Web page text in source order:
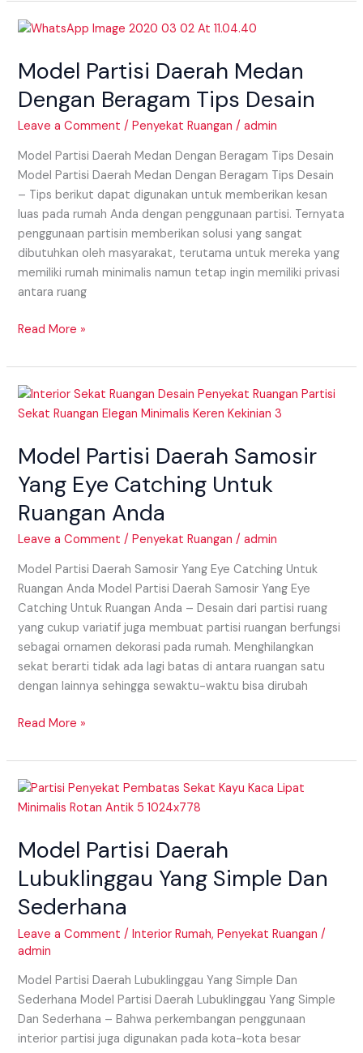
Model Partisi Daerah Medan
Dengan Beragam Tips Desain
Leave a Comment /Penyekat Ruangan /admin
Model Partisi Daerah Medan Dengan Beragam Tips Desain
Model Partisi Daerah Medan Dengan Beragam Tips Desain
– Tips berikut dapat digunakan untuk memberikan kesan
luas pada rumah Anda dengan penggunaan partisi. Ternyata
penggunaan partisin memberikan solusi yang sangat
dibutuhkan oleh masyarakat, terutama untuk mereka yang
memiliki rumah minimalis namun tetap ingin memiliki privasi
antara ruang
Model
Daerah
Dengan
Beragam
Desain
Read More »
Model Partisi Daerah Samosir
Yang Eye Catching Untuk
Ruangan Anda
Leave a Comment /Penyekat Ruangan /admin
Model Partisi Daerah Samosir Yang Eye Catching Untuk
Ruangan Anda Model Partisi Daerah Samosir Yang Eye
Catching Untuk Ruangan Anda – Desain dari partisi ruang
yang cukup variatif juga membuat partisi ruangan berfungsi
sebagai ornamen dekorasi pada rumah. Menghilangkan
sekat berarti tidak ada lagi batas di antara ruangan satu
dengan lainnya sehingga sewaktu-waktu bisa dirubah
Model
Partisi
Samosir
Eye
Catching
Anda
Read More »
Model Partisi Daerah
Lubuklinggau Yang Simple Dan
Sederhana
Leave a Comment /Interior Rumah,Penyekat Ruangan /
admin
Model Partisi Daerah Lubuklinggau Yang Simple Dan
Sederhana Model Partisi Daerah Lubuklinggau Yang Simple
Dan Sederhana – Bahwa perkembangan penggunaan
interior partisi juga digunakan pada kota-kota besar
Model
Partisi
Lubuklinggau
Simple
Dan